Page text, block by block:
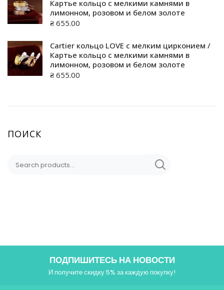
Картье кольцо с мелкими камнями в
лимонном, розовом и белом золоте
₴ 655.00
Cartier кольцо LOVE с мелким цирконием /
Картье кольцо с мелкими камнями в
лимонном, розовом и белом золоте
₴ 655.00
ПОИСК
ПОДПИШИТЕСЬ НА НОВОСТИ
И получите скидку 5% за каждую покупку!